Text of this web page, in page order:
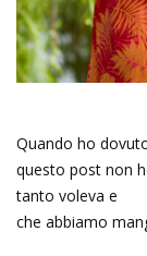
Quando ho
questo post non
tanto voleva e
che abbiamo